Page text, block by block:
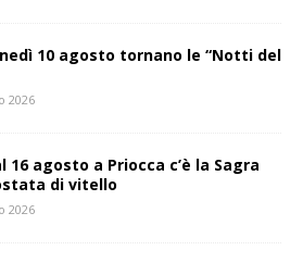
10 agosto tornano le “Notti del
2026
16 agosto a Priocca c’è la Sagra
di vitello
2026